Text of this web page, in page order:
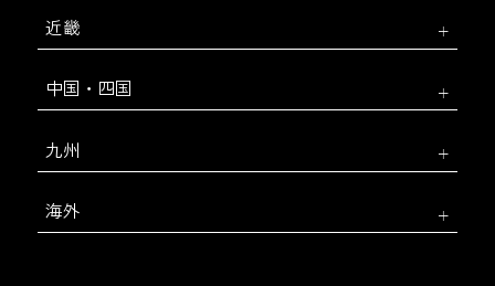
近畿
中国・四国
九州
海外